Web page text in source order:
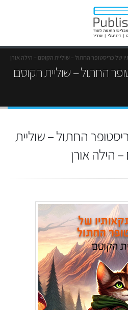
של כריסטופר החתול – שוליית הקוסם – הילה אורן
החתול – שוליית הקוסם
החתול – שוליית
הילה אורן